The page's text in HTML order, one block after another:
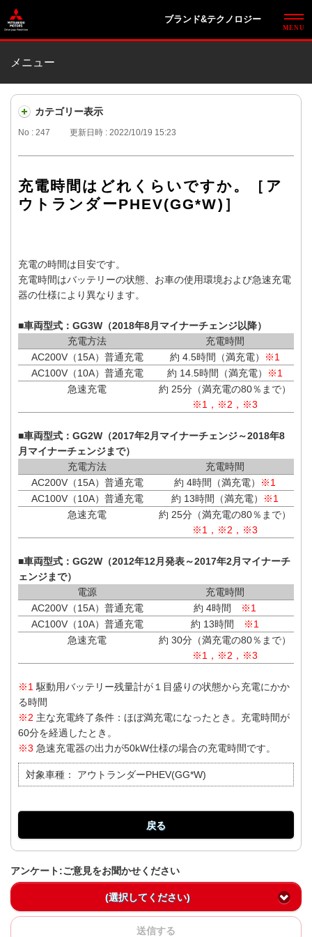
ブランド&テクノロジー
メニュー
カテゴリー表示
No : 247 更新日時 : 2022/10/19 15:23
充電時間はどれくらいですか。［ア
ウトランダーPHEV(GG*W)］
充電の時間は目安です。
充電時間はバッテリーの状態、お車の使用環境および急速充電
器の仕様により異なります。
■車両型式：GG3W（2018年8月マイナーチェンジ以降）
充電方法
充電時間
AC200V（15A）普通充電
約 4.5時間（満充電）
※1
AC100V（10A）普通充電
約 14.5時間（満充電）
※1
急速充電
約 25分（満充電の80％まで）
※1，※2，※3
■車両型式：GG2W（2017年2月マイナーチェンジ～2018年8
月マイナーチェンジまで）
充電方法
充電時間
AC200V（15A）普通充電
約 4時間（満充電）
※1
AC100V（10A）普通充電
約 13時間（満充電）
※1
急速充電
約 25分（満充電の80％まで）
※1，※2，※3
■車両型式：GG2W（2012年12月発表～2017年2月マイナーチ
ェンジまで）
電源
充電時間
AC200V（15A）普通充電
約 4時間
※1
AC100V（10A）普通充電
約 13時間
※1
急速充電
約 30分（満充電の80％まで）
※1，※2，※3
※1駆動用バッテリー残量計が１目盛りの状態から充電にかか
る時間
※2 主な充電終了条件：ほぼ満充電になったとき。充電時間が
60分を経過したとき。
※3 急速充電器の出力が50kW仕様の場合の充電時間です。
対象車種： アウトランダーPHEV(GG*W)
戻る
アンケート:ご意見をお聞かせください
(選択してください)
送信する